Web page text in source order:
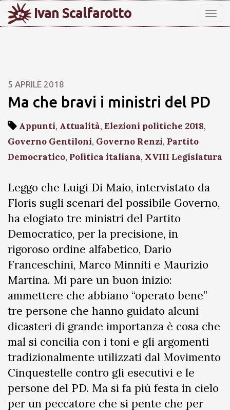
Ivan Scalfarotto
5 APRILE 2018
Ma che bravi i ministri del PD
Appunti, Attualità, Elezioni politiche 2018,
Governo Gentiloni, Governo Renzi, Partito
Democratico, Politica italiana, XVIII Legislatura
Leggo che Luigi Di Maio, intervistato da
Floris sugli scenari del possibile Governo,
ha elogiato tre ministri del Partito
Democratico, per la precisione, in
rigoroso ordine alfabetico, Dario
Franceschini, Marco Minniti e Maurizio
Martina. Mi pare un buon inizio:
ammettere che abbiano “operato bene”
tre persone che hanno guidato alcuni
dicasteri di grande importanza è cosa che
mal si concilia con i toni e gli argomenti
tradizionalmente utilizzati dal Movimento
Cinquestelle contro gli esecutivi e le
persone del PD. Ma si fa più festa in cielo
per un peccatore che si pente che per